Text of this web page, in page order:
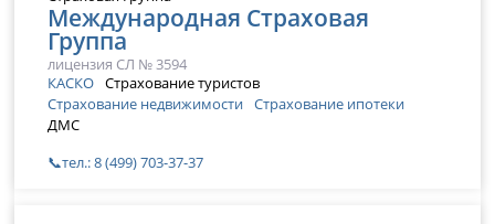
Международная Страховая
Группа
лицензия СЛ № 3594
КАСКО Страхование туристов
Страхование недвижимости Страхование ипотеки
ДМС
📞тел.: 8 (499) 703-37-37